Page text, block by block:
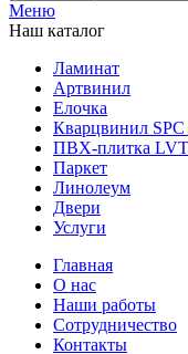
Меню
Наш каталог
Ламинат
Артвинил
Елочка
Кварцвинил
ПВХ-плитка LVT
Паркет
Линолеум
Двери
Услуги
Главная
О нас
Наши работы
Сотрудничество
Контакты